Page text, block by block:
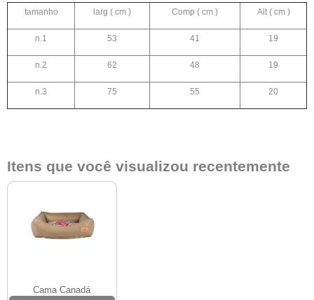
tamanho larg ( cm ) Comp ( cm ) Alt ( cm )
n.1 53 41 19
n.2 62 48 19
n.3 75 55 20
Itens que você visualizou recentemente
Cama Canadá